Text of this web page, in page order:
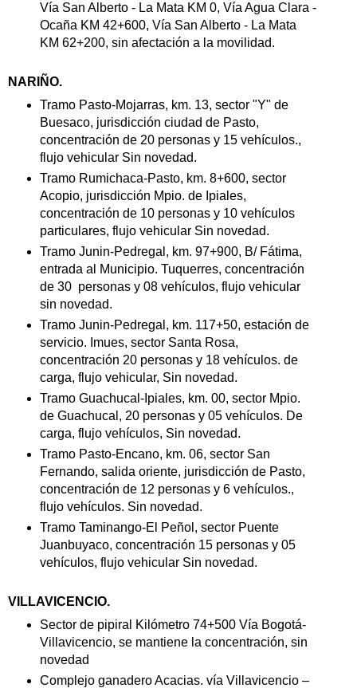
Vía San Alberto - La Mata KM 0, Vía Agua Clara -
Ocaña KM 42+600, Vía San Alberto - La Mata
KM 62+200, sin afectación a la movilidad.
NARIÑO.
Tramo Pasto-Mojarras, km. 13, sector "Y" de
Buesaco, jurisdicción ciudad de Pasto,
concentración de 20 personas y 15 vehículos.,
flujo vehicular Sin novedad.
Tramo Rumichaca-Pasto, km. 8+600, sector
Acopio, jurisdicción Mpio. de Ipiales,
concentración de 10 personas y 10 vehículos
particulares, flujo vehicular Sin novedad.
Tramo Junin-Pedregal, km. 97+900, B/ Fátima,
entrada al Municipio. Tuquerres, concentración
de 30 personas y 08 vehículos, flujo vehicular
sin novedad.
Tramo Junin-Pedregal, km. 117+50, estación de
servicio. Imues, sector Santa Rosa,
concentración 20 personas y 18 vehículos. de
carga, flujo vehicular, Sin novedad.
Tramo Guachucal-Ipiales, km. 00, sector Mpio.
de Guachucal, 20 personas y 05 vehículos. De
carga, flujo vehículos, Sin novedad.
Tramo Pasto-Encano, km. 06, sector San
Fernando, salida oriente, jurisdicción de Pasto,
concentración de 12 personas y 6 vehículos.,
flujo vehículos. Sin novedad.
Tramo Taminango-El Peñol, sector Puente
Juanbuyaco, concentración 15 personas y 05
vehículos, flujo vehicular Sin novedad.
VILLAVICENCIO.
Sector de pipiral Kilómetro 74+500 Vía Bogotá-
Villavicencio, se mantiene la concentración, sin
novedad
Complejo ganadero Acacias. vía Villavicencio –